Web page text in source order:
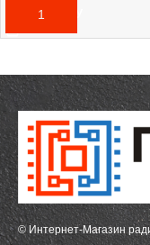
В КОРЗИНУ
© Интернет-Магазин